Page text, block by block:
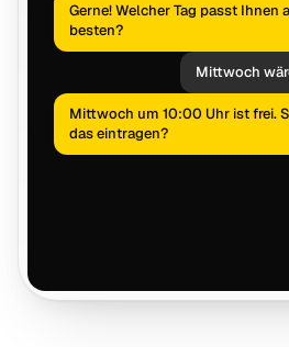
Gerne! Welcher Tag passt Ihnen
besten?
Mittwoch
Mittwoch um 10:00 Uhr ist frei.
das eintragen?